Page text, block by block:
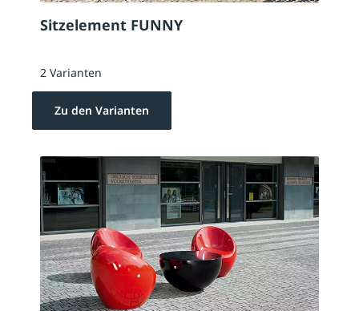
Sitzelement FUNNY
2 Varianten
Zu den Varianten